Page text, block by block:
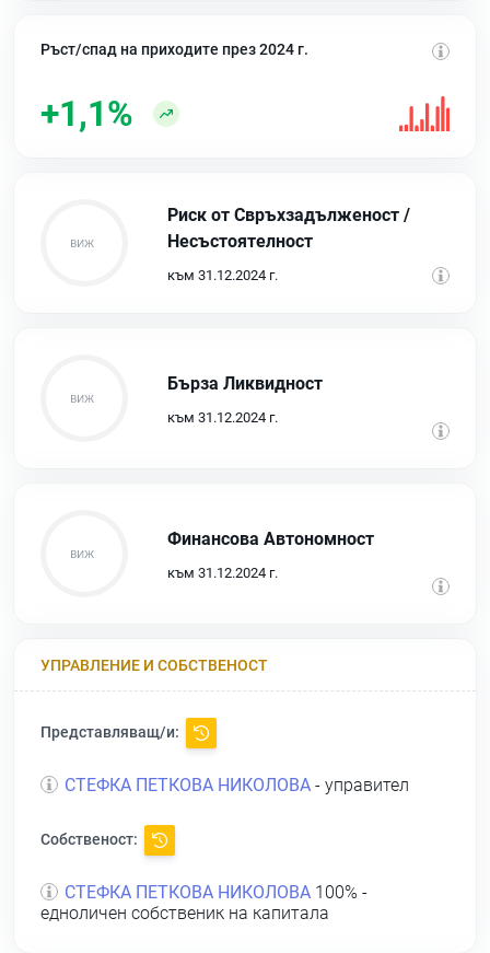
Ръст/спад на приходите през 2024 г.
+1,1%
Риск от Свръхзадълженост /
Несъстоятелност
към 31.12.2024 г.
Бърза Ликвидност
към 31.12.2024 г.
Финансова Автономност
към 31.12.2024 г.
УПРАВЛЕНИЕ И СОБСТВЕНОСТ
Представляващ/и:
СТЕФКА ПЕТКОВА НИКОЛОВА - управител
Собственост:
СТЕФКА ПЕТКОВА НИКОЛОВА 100% -
едноличен собственик на капитала